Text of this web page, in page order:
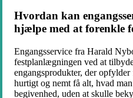
Hvordan kan
hjælpe med at forenkle
Engangsservice fra Harald
festplanlægningen ved at
engangsprodukter, der
hurtigt og nemt få alt, hvad
begivenhed, uden at skulle